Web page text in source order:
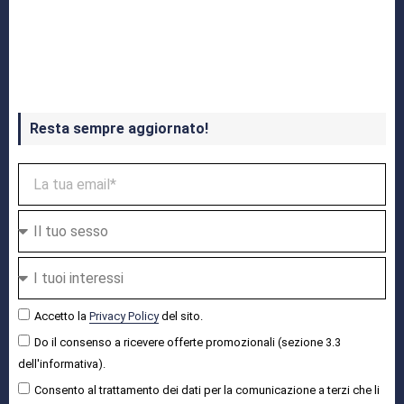
Resta sempre aggiornato!
Accetto la Privacy Policydel sito.
Do il consenso a ricevere offerte promozionali (sezione 3.3
dell'informativa).
Consento al trattamento dei dati per la comunicazione a terzi che li